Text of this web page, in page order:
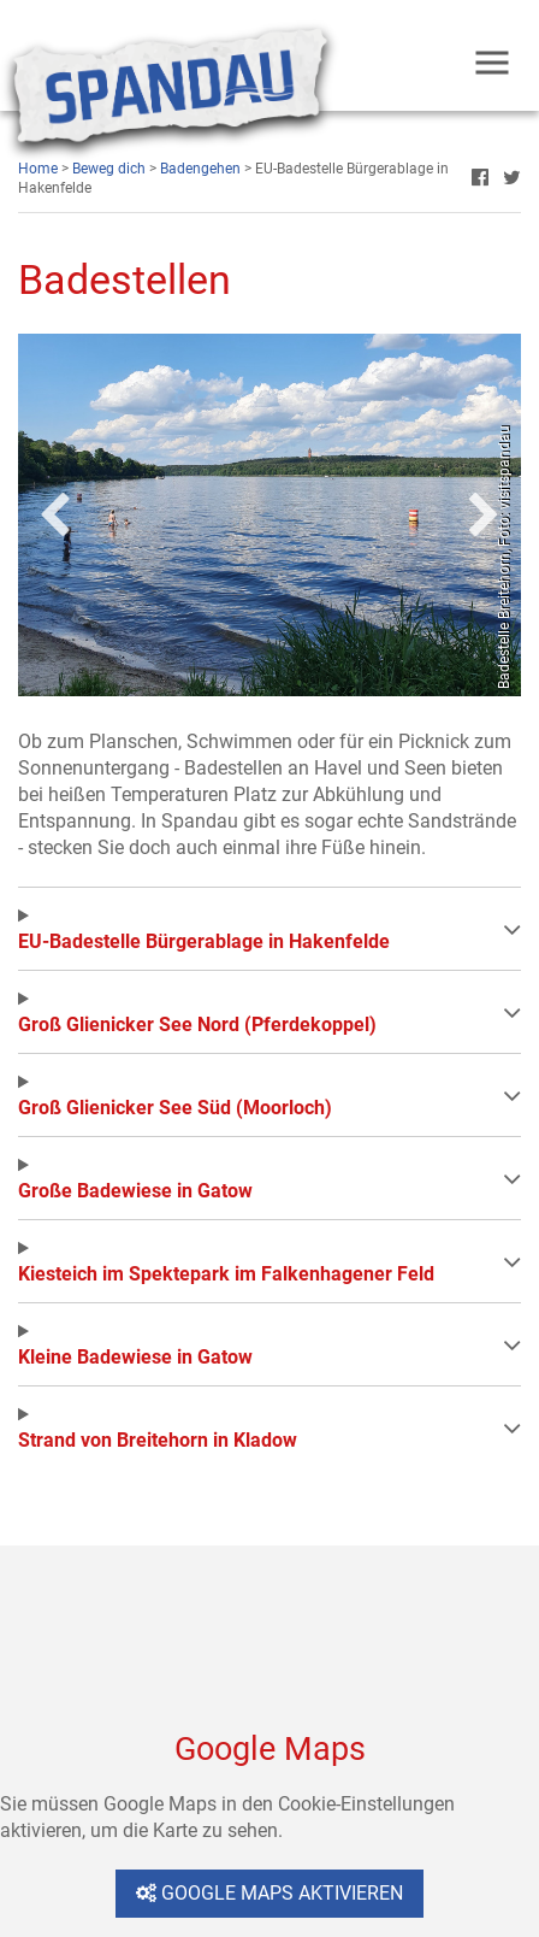
Home > Beweg dich > Badengehen > EU-Badestelle Bürgerablage in
Hakenfelde
Badestellen
Badestelle Breitehorn, Foto: visitspandau
Ob zum Planschen, Schwimmen oder für ein Picknick zum
Sonnenuntergang - Badestellen an Havel und Seen bieten
bei heißen Temperaturen Platz zur Abkühlung und
Entspannung. In Spandau gibt es sogar echte Sandstrände
- stecken Sie doch auch einmal ihre Füße hinein.
EU-Badestelle Bürgerablage in Hakenfelde
Groß Glienicker See Nord (Pferdekoppel)
Groß Glienicker See Süd (Moorloch)
Große Badewiese in Gatow
Kiesteich im Spektepark im Falkenhagener Feld
Kleine Badewiese in Gatow
Strand von Breitehorn in Kladow
Google Maps
Sie müssen Google Maps in den Cookie-Einstellungen
aktivieren, um die Karte zu sehen.
GOOGLE MAPS AKTIVIEREN